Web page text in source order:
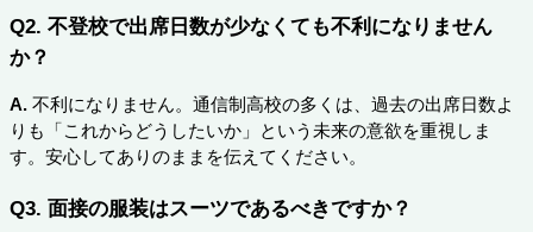
Q2. 不登校で出席日数が少なくても不利になりません
か？
A. 不利になりません。通信制高校の多くは、過去の出席日数よ
りも「これからどうしたいか」という未来の意欲を重視しま
す。安心してありのままを伝えてください。
Q3. 面接の服装はスーツであるべきですか？